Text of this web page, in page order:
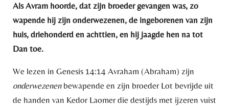
Als Avram hoorde, dat zijn broeder gevangen was, zo
wapende hij zijn onderwezenen, de ingeborenen van zijn
huis, driehonderd en achttien, en hij jaagde hen na tot
Dan toe.
We lezen in Genesis 14:14 Avraham (Abraham) zijn
onderwezenenbewapende en zijn broeder Lot bevrijde uit
de handen van Kedor Laomer die destijds met ijzeren vuist